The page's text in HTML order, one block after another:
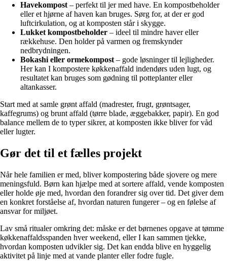
Havekompost– perfekt til jer med have. En kompostbeholder
eller et hjørne af haven kan bruges. Sørg for, at der er god
luftcirkulation, og at komposten står i skygge.
Lukket kompostbeholder – ideel til mindre haver eller
rækkehuse. Den holder på varmen og fremskynder
nedbrydningen.
Bokashi eller ormekompost– gode løsninger til lejligheder.
Her kan I kompostere køkkenaffald indendørs uden lugt, og
resultatet kan bruges som gødning til potteplanter eller
altankasser.
Start med at samle grønt affald (madrester, frugt, grøntsager,
kaffegrums) og brunt affald (tørre blade, æggebakker, papir). En god
balance mellem de to typer sikrer, at komposten ikke bliver for våd
eller lugter.
Gør det til et fælles projekt
Når hele familien er med, bliver kompostering både sjovere og mere
meningsfuld. Børn kan hjælpe med at sortere affald, vende komposten
eller holde øje med, hvordan den forandrer sig over tid. Det giver dem
en konkret forståelse af, hvordan naturen fungerer – og en følelse af
ansvar for miljøet.
Lav små ritualer omkring det: måske er det børnenes opgave at tømme
køkkenaffaldsspanden hver weekend, eller I kan sammen tjekke,
hvordan komposten udvikler sig. Det kan endda blive en hyggelig
aktivitet på linje med at vande planter eller fodre fugle.